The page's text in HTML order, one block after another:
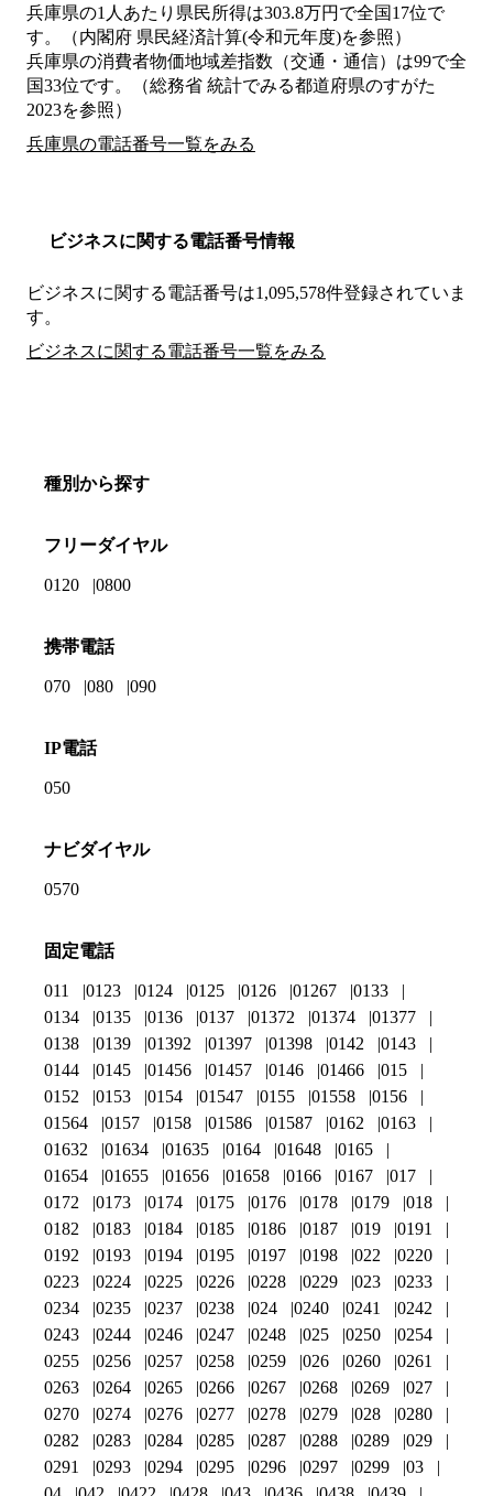
兵庫県の1人あたり県民所得は303.8万円で全国17位で
す。（内閣府 県民経済計算(令和元年度)を参照）
兵庫県の消費者物価地域差指数（交通・通信）は99で全
国33位です。（総務省 統計でみる都道府県のすがた
2023を参照）
兵庫県の電話番号一覧をみる
ビジネスに関する電話番号情報
ビジネスに関する電話番号は1,095,578件登録されていま
す。
ビジネスに関する電話番号一覧をみる
種別から探す
フリーダイヤル
0120 0800
携帯電話
070 080 090
IP電話
050
ナビダイヤル
0570
固定電話
011 0123 0124 0125 0126 01267
0133
0134
0135 0136 0137 01372 01374
01377
0138
0139 01392 01397 01398 0142
0143
0144
0145 01456 01457 0146 01466
015
0152
0153 0154 01547 0155 01558
0156
01564
0157 0158 01586 01587 0162
0163
01632
01634 01635 0164 01648
0165
01654
01655 01656 01658 0166 0167
017
0172
0173 0174 0175 0176 0178 0179
018
0182
0183 0184 0185 0186 0187 019
0191
0192
0193 0194 0195 0197 0198 022
0220
0223
0224 0225 0226 0228 0229 023
0233
0234
0235 0237 0238 024 0240 0241
0242
0243
0244 0246 0247 0248 025 0250
0254
0255
0256 0257 0258 0259 026 0260
0261
0263
0264 0265 0266 0267 0268 0269
027
0270
0274 0276 0277 0278 0279 028
0280
0282
0283 0284 0285 0287 0288 0289
029
0291
0293 0294 0295 0296 0297 0299
03